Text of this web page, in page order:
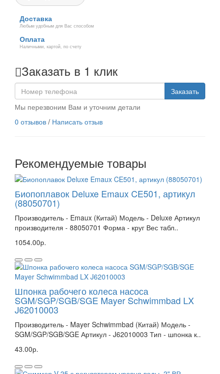
Доставка
Любым удобным для Вас способом
Оплата
Наличными, картой, по счету
Заказать в 1 клик
Заказать
Мы перезвоним Вам и уточним детали
0 отзывов / Написать отзыв
Рекомендуемые товары
Биопоплавок Deluxe Emaux CE501, артикул
(88050701)
Производитель - Emaux (Китай) Модель - Deluxe Артикул
производителя - 88050701 Форма - круг Вес табл..
1054.00р.
Шпонка рабочего колеса насоса
SGM/SGP/SGB/SGE Mayer Schwimmbad LX
J62010003
Производитель - Mayer Schwimmbad (Китай) Модель -
SGM/SGP/SGB/SGE Артикул - J62010003 Тип - шпонка к..
43.00р.